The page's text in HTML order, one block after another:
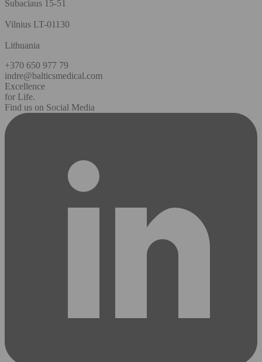
Subaciaus 15-51
Vilnius LT-01130
Lithuania
+370 650 977 79
indre@balticsmedical.com
Excellence
for Life.
Find us on Social Media